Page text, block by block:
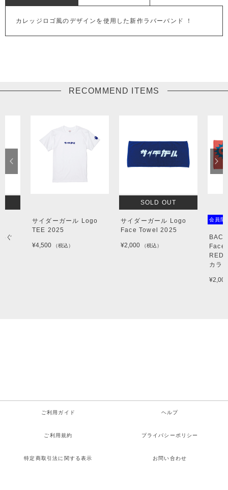
カレッジロゴ風のデザインを使用した新作ラバーバンド ！
RECOMMEND ITEMS
ぐ
サイダーガール Logo
TEE 2025
¥4,500 （税込）
SOLD OUT
サイダーガール Logo
Face Towel 2025
¥2,000 （税込）
会員限
Face
カラ
¥2,000
ご利用ガイド ヘルプ
ご利用規約 プライバシーポリシー
特定商取引法に関する表示 お問い合わせ